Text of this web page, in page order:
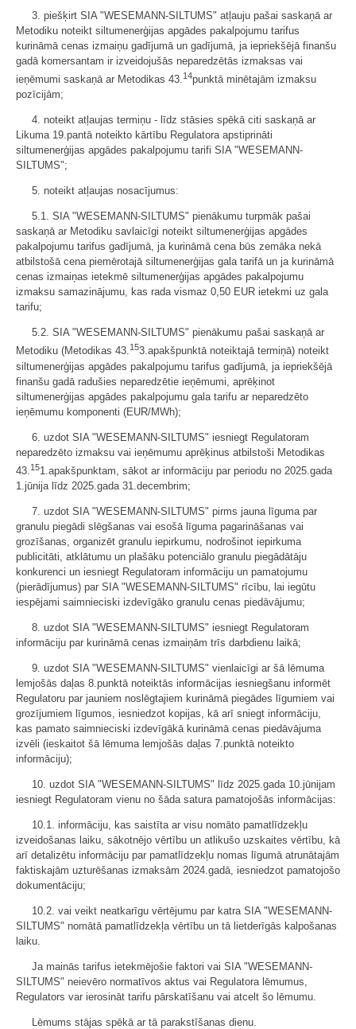
3. piešķirt SIA "WESEMANN-SILTUMS" atļauju pašai saskaņā ar
Metodiku noteikt siltumenerģijas apgādes pakalpojumu tarifus
kurināmā cenas izmaiņu gadījumā un gadījumā, ja iepriekšējā finanšu
gadā komersantam ir izveidojušās neparedzētās izmaksas vai
ieņēmumi saskaņā ar Metodikas 43.14punktā minētajām izmaksu
pozīcijām;
4. noteikt atļaujas termiņu - līdz stāsies spēkā citi saskaņā ar
Likuma 19.pantā noteikto kārtību Regulatora apstiprināti
siltumenerģijas apgādes pakalpojumu tarifi SIA "WESEMANN-
SILTUMS";
5. noteikt atļaujas nosacījumus:
5.1. SIA "WESEMANN-SILTUMS" pienākumu turpmāk pašai
saskaņā ar Metodiku savlaicīgi noteikt siltumenerģijas apgādes
pakalpojumu tarifus gadījumā, ja kurināmā cena būs zemāka nekā
atbilstošā cena piemērotajā siltumenerģijas gala tarifā un ja kurināmā
cenas izmaiņas ietekmē siltumenerģijas apgādes pakalpojumu
izmaksu samazinājumu, kas rada vismaz 0,50 EUR ietekmi uz gala
tarifu;
5.2. SIA "WESEMANN-SILTUMS" pienākumu pašai saskaņā ar
Metodiku (Metodikas 43.153.apakšpunktā noteiktajā termiņā) noteikt
siltumenerģijas apgādes pakalpojumu tarifus gadījumā, ja iepriekšējā
finanšu gadā radušies neparedzētie ieņēmumi, aprēķinot
siltumenerģijas apgādes pakalpojumu gala tarifu ar neparedzēto
ieņēmumu komponenti (EUR/MWh);
6. uzdot SIA "WESEMANN-SILTUMS" iesniegt Regulatoram
neparedzēto izmaksu vai ieņēmumu aprēķinus atbilstoši Metodikas
43. 151.apakšpunktam, sākot ar informāciju par periodu no 2025.gada
1.jūnija līdz 2025.gada 31.decembrim;
7. uzdot SIA "WESEMANN-SILTUMS" pirms jauna līguma par
granulu piegādi slēgšanas vai esošā līguma pagarināšanas vai
grozīšanas, organizēt granulu iepirkumu, nodrošinot iepirkuma
publicitāti, atklātumu un plašāku potenciālo granulu piegādātāju
konkurenci un iesniegt Regulatoram informāciju un pamatojumu
(pierādījumus) par SIA "WESEMANN-SILTUMS" rīcību, lai iegūtu
iespējami saimnieciski izdevīgāko granulu cenas piedāvājumu;
8. uzdot SIA "WESEMANN-SILTUMS" iesniegt Regulatoram
informāciju par kurināmā cenas izmaiņām trīs darbdienu laikā;
9. uzdot SIA "WESEMANN-SILTUMS" vienlaicīgi ar šā lēmuma
lemjošās daļas 8.punktā noteiktās informācijas iesniegšanu informēt
Regulatoru par jauniem noslēgtajiem kurināmā piegādes līgumiem vai
grozījumiem līgumos, iesniedzot kopijas, kā arī sniegt informāciju,
kas pamato saimnieciski izdevīgākā kurināmā cenas piedāvājuma
izvēli (ieskaitot šā lēmuma lemjošās daļas 7.punktā noteikto
informāciju);
10. uzdot SIA "WESEMANN-SILTUMS" līdz 2025.gada 10.jūnijam
iesniegt Regulatoram vienu no šāda satura pamatojošās informācijas:
10.1. informāciju, kas saistīta ar visu nomāto pamatlīdzekļu
izveidošanas laiku, sākotnējo vērtību un atlikušo uzskaites vērtību, kā
arī detalizētu informāciju par pamatlīdzekļu nomas līgumā atrunātajām
faktiskajām uzturēšanas izmaksām 2024.gadā, iesniedzot pamatojošo
dokumentāciju;
10.2. vai veikt neatkarīgu vērtējumu par katra SIA "WESEMANN-
SILTUMS" nomātā pamatlīdzekļa vērtību un tā lietderīgās kalpošanas
laiku.
Ja mainās tarifus ietekmējošie faktori vai SIA "WESEMANN-
SILTUMS" neievēro normatīvos aktus vai Regulatora lēmumus,
Regulators var ierosināt tarifu pārskatīšanu vai atcelt šo lēmumu.
Lēmums stājas spēkā ar tā parakstīšanas dienu.